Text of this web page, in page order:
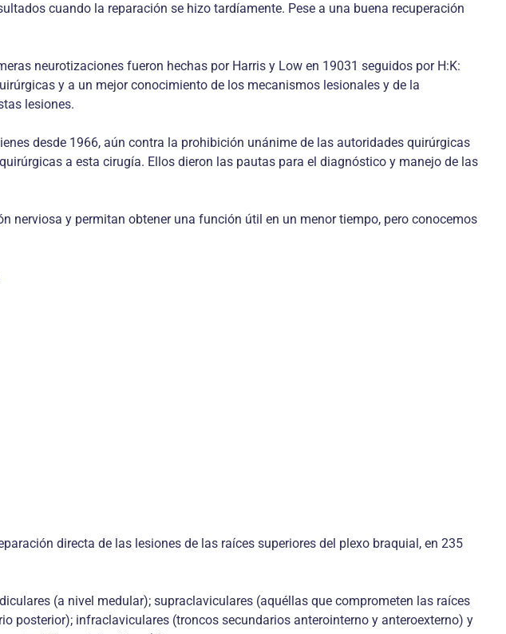
cuando la reparación se hizo tardíamente. Pese a una buena recuperación
neurotizaciones fueron hechas por Harris y Low en 19031 seguidos por H:K:
y a un mejor conocimiento de los mecanismos lesionales y de la
lesiones.
desde 1966, aún contra la prohibición unánime de las autoridades quirúrgicas
a esta cirugía. Ellos dieron las pautas para el diagnóstico y manejo de las
nerviosa y permitan obtener una función útil en un menor tiempo, pero conocemos
directa de las lesiones de las raíces superiores del plexo braquial, en 235
(a nivel medular); supraclaviculares (aquéllas que comprometen las raíces
posterior); infraclaviculares (troncos secundarios anterointerno y anteroexterno) y